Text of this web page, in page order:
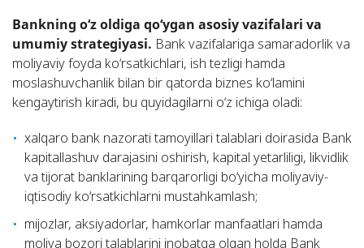
Bankning o‘z oldiga qo‘ygan asosiy vazifalari va
umumiy strategiyasi. Bank vazifalariga samaradorlik va
moliyaviy foyda ko‘rsatkichlari, ish tezligi hamda
moslashuvchanlik bilan bir qatorda biznes ko‘lamini
kengaytirish kiradi, bu quyidagilarni o‘z ichiga oladi:
xalqaro bank nazorati tamoyillari talablari doirasida Bank
kapitallashuv darajasini oshirish, kapital yetarliligi, likvidlik
va tijorat banklarining barqarorligi bo‘yicha moliyaviy-
iqtisodiy ko‘rsatkichlarni mustahkamlash;
mijozlar, aksiyadorlar, hamkorlar manfaatlari hamda
moliya bozori talablarini inobatga olgan holda Bank